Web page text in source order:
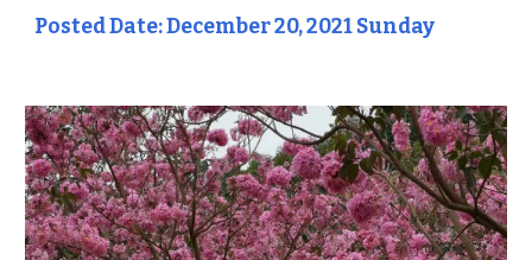
Posted Date: December 20, 2021 Sunday